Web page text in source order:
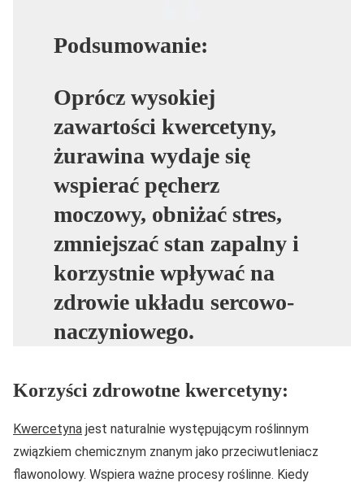
Podsumowanie:
Oprócz wysokiej
zawartości kwercetyny,
żurawina wydaje się
wspierać pęcherz
moczowy, obniżać stres,
zmniejszać stan zapalny i
korzystnie wpływać na
zdrowie układu sercowo-
naczyniowego.
Korzyści zdrowotne kwercetyny:
Kwercetyna jest naturalnie występującym roślinnym
związkiem chemicznym znanym jako przeciwutleniacz
flawonolowy. Wspiera ważne procesy roślinne. Kiedy